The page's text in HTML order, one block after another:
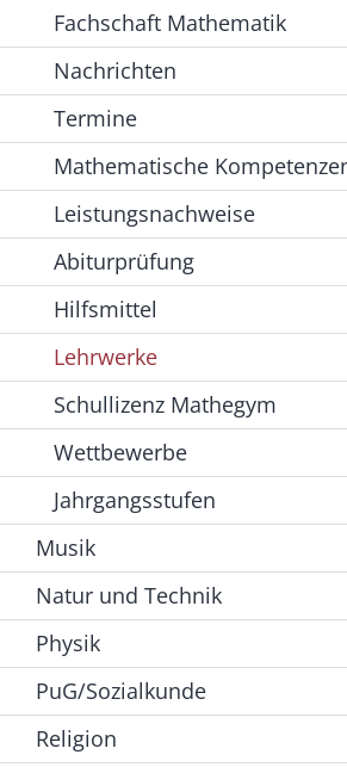
Fachschaft Mathematik
Nachrichten
Termine
Mathematische
Leistungsnachweise
Abiturprüfung
Hilfsmittel
Lehrwerke
Schullizenz Mathegym
Wettbewerbe
Jahrgangsstufen
Musik
Natur und Technik
Physik
PuG/Sozialkunde
Religion